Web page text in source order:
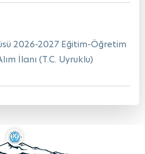
2026-2027 Eğitim-Öğretim
İlanı (T.C. Uyruklu)